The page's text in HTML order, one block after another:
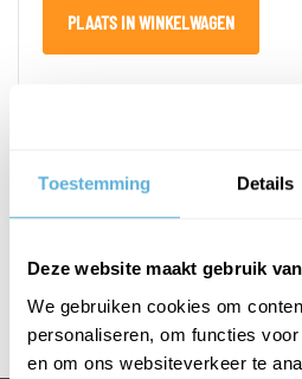
Toestemming Details
Deze website maakt gebruik
We gebruiken cookies om
personaliseren, om functies
en om ons websiteverkeer te
PLAATS IN WINKELWAGEN
L450 x H 300 mm